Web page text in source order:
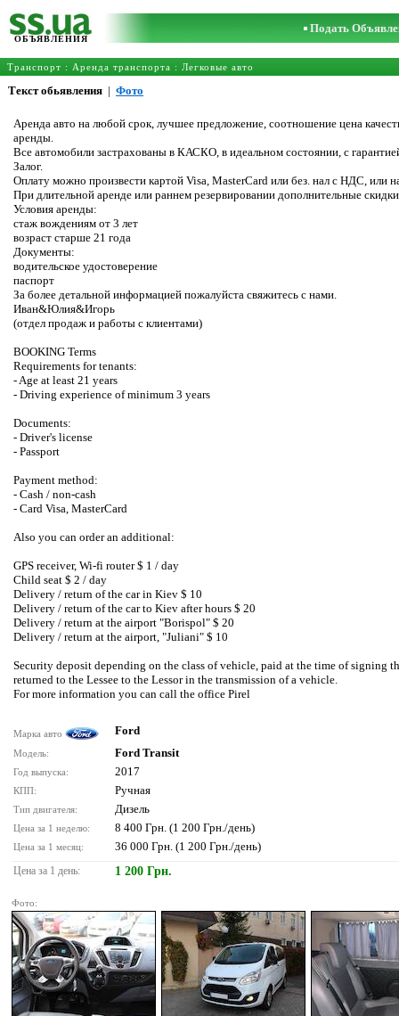
ОБЪЯВЛЕНИЯ
Подать
Транспорт : Аренда транспорта : Легковые авто
Текст обьявления | Фото
Аренда авто на любой срок, лучшее предложение, соотношение цена
аренды.
Все автомобили застрахованы в КАСКО, в идеальном состоянии, с
Залог.
Оплату можно произвести картой Visa, MasterCard или без. нал с НДС, или
При длительной аренде или раннем резервировании дополнительные
Условия аренды:
стаж вождениям от 3 лет
возраст старше 21 года
Документы:
водительское удостоверение
паспорт
За более детальной информацией пожалуйста свяжитесь с нами.
Иван&Юлия&Игорь
(отдел продаж и работы с клиентами)
BOOKING Terms
Requirements for tenants:
- Age at least 21 years
- Driving experience of minimum 3 years
Documents:
- Driver's license
- Passport
Payment method:
- Cash / non-cash
- Card Visa, MasterCard
Also you can order an additional:
GPS receiver, Wi-fi router $ 1 / day
Child seat $ 2 / day
Delivery / return of the car in Kiev $ 10
Delivery / return of the car to Kiev after hours $ 20
Delivery / return at the airport "Borispol" $ 20
Delivery / return at the airport, "Juliani" $ 10
Security deposit depending on the class of vehicle, paid at the time of signing
returned to the Lessee to the Lessor in the transmission of a vehicle.
For more information you can call the office Pirel
Марка авто Ford
Модель: Ford Transit
Год выпуска: 2017
КПП: Ручная
Тип двигателя: Дизель
Цена за 1 неделю: 8 400 Грн. (1 200 Грн./день)
Цена за 1 месяц: 36 000 Грн. (1 200 Грн./день)
Цена за 1 день: 1 200 Грн.
Фото: